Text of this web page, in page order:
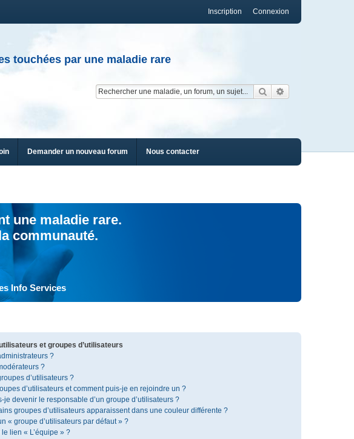
Connexion
Inscription
touchées par une maladie rare
Rechercher
Demander un nouveau forum Nous contacter
une maladie rare.
communauté.
Info Services
et groupes d’utilisateurs
?
?
d’utilisateurs ?
d’utilisateurs et comment puis-je en rejoindre un ?
je devenir le responsable d’un groupe d’utilisateurs ?
groupes d’utilisateurs apparaissent dans une couleur différente ?
« groupe d’utilisateurs par défaut » ?
le lien « L’équipe » ?